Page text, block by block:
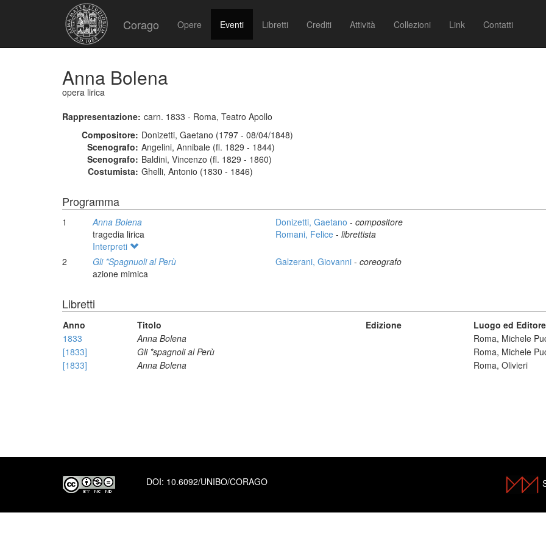
Corago Opere Eventi Libretti Crediti Attività Collezioni Link Contatti
Anna Bolena
opera lirica
Rappresentazione: carn. 1833 - Roma, Teatro Apollo
Compositore: Donizetti, Gaetano (1797 - 08/04/1848)
Scenografo: Angelini, Annibale (fl. 1829 - 1844)
Scenografo: Baldini, Vincenzo (fl. 1829 - 1860)
Costumista: Ghelli, Antonio (1830 - 1846)
Programma
1
Anna Bolena
tragedia lirica
Donizetti, Gaetano - compositore
Romani, Felice - librettista
Interpreti
2
Gli *Spagnuoli al Perù
azione mimica
Galzerani, Giovanni - coreografo
Libretti
Anno Titolo Edizione
Luogo ed Editore
1833
Anna Bolena
Roma, Michele
[1833]
Gli *spagnoli al Perù
Roma, Michele
[1833]
Anna Bolena Roma, Olivieri
DOI: 10.6092/UNIBO/CORAGO